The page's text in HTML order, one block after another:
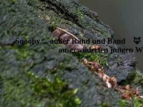
Snoopy ... außer Rand und Band
ausgewilderten jungen